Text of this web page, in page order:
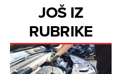
JOŠ IZ
RUBRIKE